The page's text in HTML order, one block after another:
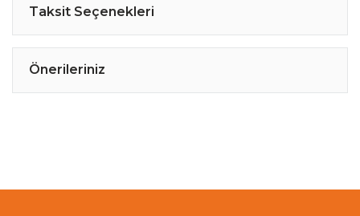
Taksit Seçenekleri
Önerileriniz